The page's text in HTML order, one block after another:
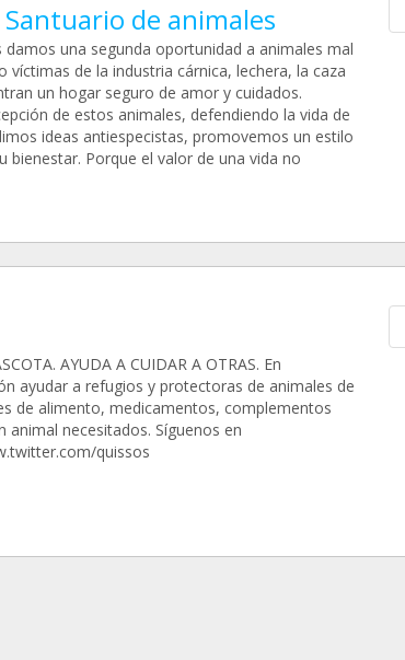
de animales
damos una segunda oportunidad a animales mal
víctimas de la industria cárnica, lechera, la caza
un hogar seguro de amor y cuidados.
de estos animales, defendiendo la vida de
ideas antiespecistas, promovemos un estilo
bienestar. Porque el valor de una vida no
AYUDA A CUIDAR A OTRAS. En
ayudar a refugios y protectoras de animales de
de alimento, medicamentos, complementos
necesitados. Síguenos en
quissos